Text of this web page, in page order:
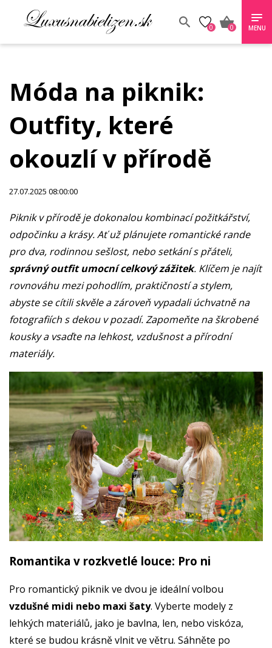
0 0 MENU
Móda na piknik:
Outfity, které
okouzlí v přírodě
27.07.2025 08:00:00
Piknik v přírodě je dokonalou kombinací požitkářství,
odpočinku a krásy. Ať už plánujete romantické rande
pro dva, rodinnou sešlost, nebo setkání s přáteli,
správný outfit umocní celkový zážitek. Klíčem je najít
rovnováhu mezi pohodlím, praktičností a stylem,
abyste se cítili skvěle a zároveň vypadali úchvatně na
fotografiích s dekou v pozadí. Zapomeňte na škrobené
kousky a vsaďte na lehkost, vzdušnost a přírodní
materiály.
Romantika v rozkvetlé louce: Pro ni
Pro romantický piknik ve dvou je ideální volbou
vzdušné midi nebo maxi šaty. Vyberte modely z
lehkých materiálů, jako je bavlna, len, nebo viskóza,
které se budou krásně vlnit ve větru. Sáhněte po